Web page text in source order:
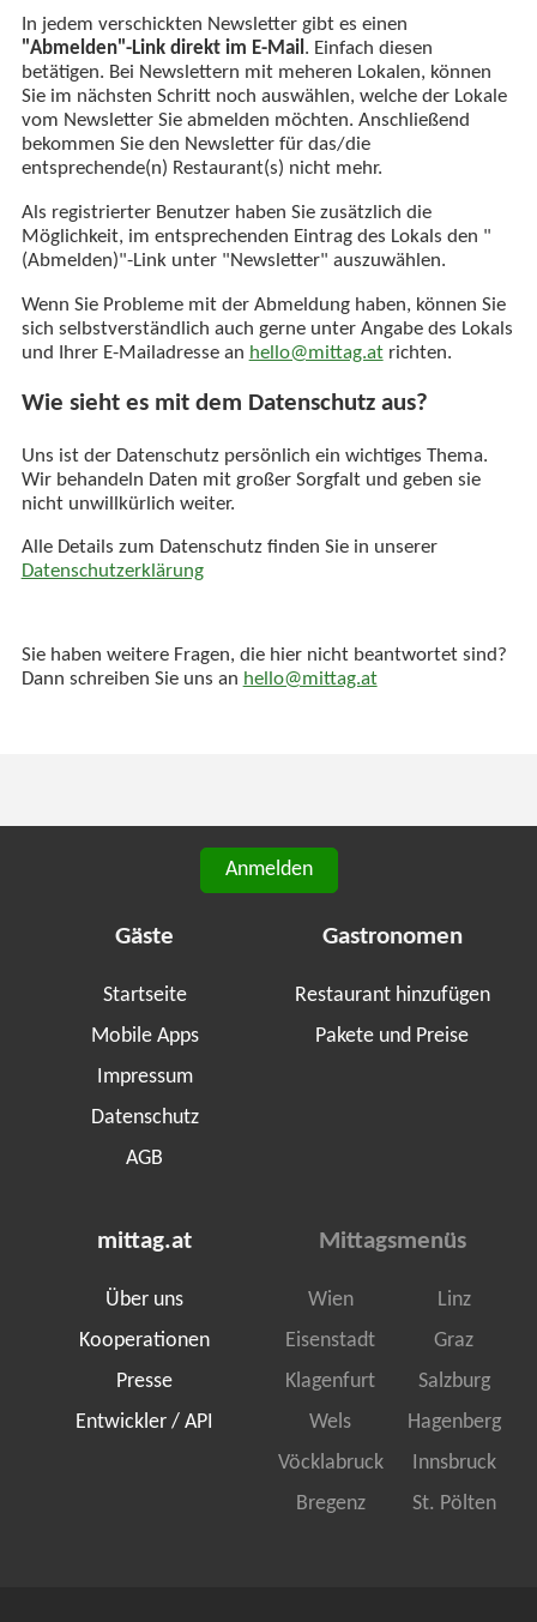
In jedem verschickten Newsletter gibt es einen
"Abmelden"-Link direkt im E-Mail. Einfach diesen
betätigen. Bei Newslettern mit meheren Lokalen, können
Sie im nächsten Schritt noch auswählen, welche der Lokale
vom Newsletter Sie abmelden möchten. Anschließend
bekommen Sie den Newsletter für das/die
entsprechende(n) Restaurant(s) nicht mehr.
Als registrierter Benutzer haben Sie zusätzlich die
Möglichkeit, im entsprechenden Eintrag des Lokals den "
(Abmelden)"-Link unter "Newsletter" auszuwählen.
Wenn Sie Probleme mit der Abmeldung haben, können Sie
sich selbstverständlich auch gerne unter Angabe des Lokals
und Ihrer E-Mailadresse an hello@mittag.atrichten.
Wie sieht es mit dem Datenschutz aus?
Uns ist der Datenschutz persönlich ein wichtiges Thema.
Wir behandeln Daten mit großer Sorgfalt und geben sie
nicht unwillkürlich weiter.
Alle Details zum Datenschutz finden Sie in unserer
Datenschutzerklärung
Sie haben weitere Fragen, die hier nicht beantwortet sind?
Dann schreiben Sie uns an hello@mittag.at
Anmelden
Gäste
Startseite
Mobile Apps
Impressum
Datenschutz
AGB
Gastronomen
Restaurant hinzufügen
Pakete und Preise
mittag.at
Über uns
Kooperationen
Presse
Entwickler / API
Mittagsmenüs
Wien
Linz
Eisenstadt
Graz
Klagenfurt
Salzburg
Wels
Hagenberg
Vöcklabruck
Innsbruck
Bregenz
St. Pölten